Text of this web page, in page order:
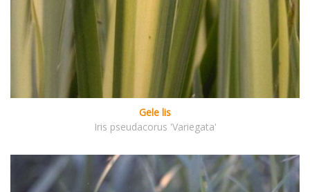
Gele lis
Iris pseudacorus 'Variegata'